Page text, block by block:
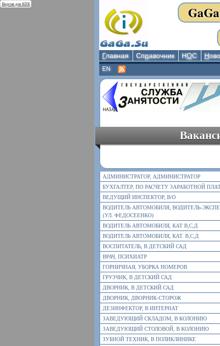
Версия для КПК
Главная Справочник НОС Н
EN
АДМИНИСТРАТОР, АДМИНИСТРАТОР
БУХГАЛТЕР, ПО РАСЧЕТУ ЗАРАБОТНОЙ
ВЕДУЩИЙ ИНСПЕКТОР, В/О
ВОДИТЕЛЬ АВТОМОБИЛЯ, ВОДИТЕЛЬ-
(УЛ. ФЕДОСЕЕНКО)
ВОДИТЕЛЬ АВТОМОБИЛЯ, КАТ В,С,Д
ВОДИТЕЛЬ АВТОМОБИЛЯ, КАТ. В,С,Д
ВОСПИТАТЕЛЬ, В ДЕТСКИЙ САД
ВРАЧ, ПСИХИАТР
ГОРНИЧНАЯ, УБОРКА НОМЕРОВ
ГРУЗЧИК, В ДЕТСКИЙ САД
ДВОРНИК, В ДЕТСКИЙ САД
ДВОРНИК, ДВОРНИК-СТОРОЖ
ДЕЗИНФЕКТОР, В ИНТЕРНАТ
ЗАВЕДУЮЩИЙ СКЛАДОМ, В КОЛОНИЮ
ЗАВЕДУЮЩИЙ СТОЛОВОЙ, В КОЛОНИЮ
ЗУБНОЙ ТЕХНИК, В ПОЛИКЛИНИКЕ